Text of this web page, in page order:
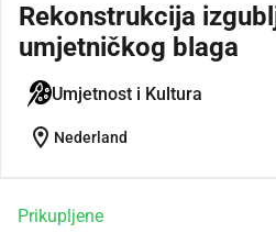
Rekonstrukcija
umjetničkog blaga
Umjetnost i Kultura
location_on Nederland
Prikupljene